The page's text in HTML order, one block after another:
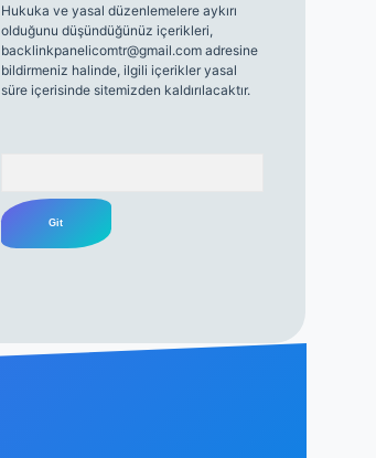
Hukuka ve yasal düzenlemelere aykırı
olduğunu düşündüğünüz içerikleri,
backlinkpanelicomtr@gmail.comadresine
bildirmeniz halinde, ilgili içerikler yasal
süre içerisinde sitemizden kaldırılacaktır.